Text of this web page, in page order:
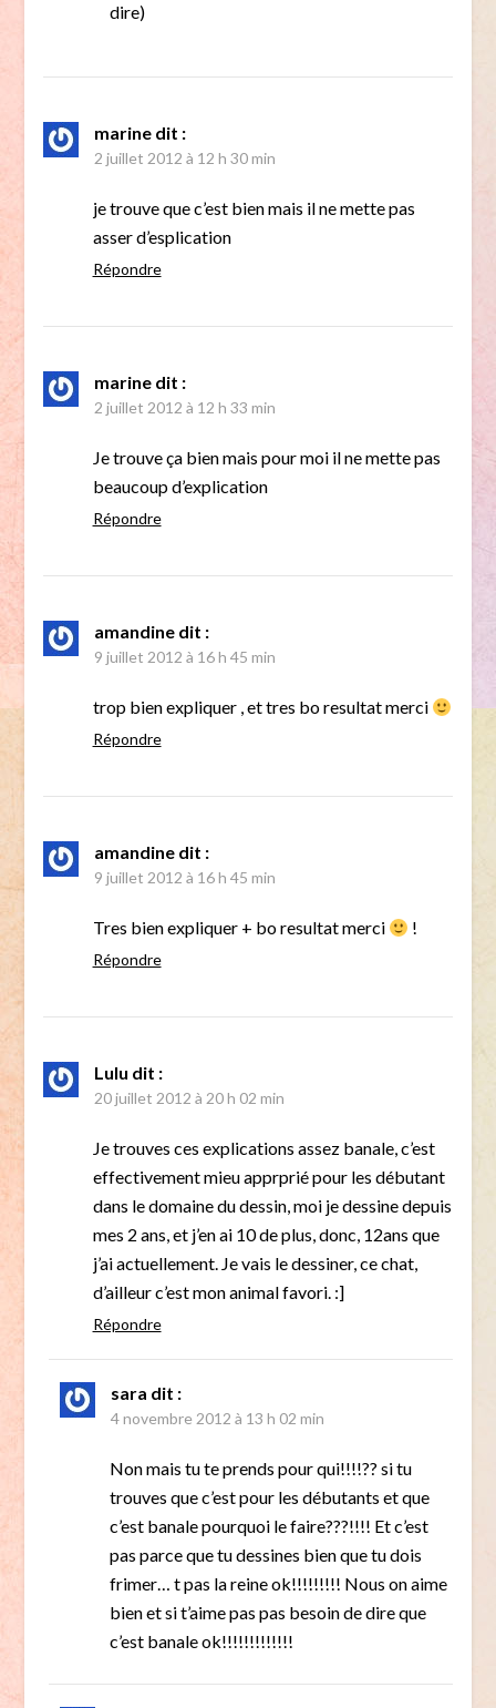
dire)
marine dit :
2 juillet 2012 à 12 h 30 min
je trouve que c’est bien mais il ne mette pas
asser d’esplication
Répondre
marine dit :
2 juillet 2012 à 12 h 33 min
Je trouve ça bien mais pour moi il ne mette pas
beaucoup d’explication
Répondre
amandine dit :
9 juillet 2012 à 16 h 45 min
trop bien expliquer , et tres bo resultat merci
Répondre
amandine dit :
9 juillet 2012 à 16 h 45 min
Tres bien expliquer + bo resultat merci !
Répondre
Lulu dit :
20 juillet 2012 à 20 h 02 min
Je trouves ces explications assez banale, c’est
effectivement mieu apprprié pour les débutant
dans le domaine du dessin, moi je dessine depuis
mes 2 ans, et j’en ai 10 de plus, donc, 12ans que
j’ai actuellement. Je vais le dessiner, ce chat,
d’ailleur c’est mon animal favori. :]
Répondre
sara dit :
4 novembre 2012 à 13 h 02 min
Non mais tu te prends pour qui!!!!?? si tu
trouves que c’est pour les débutants et que
c’est banale pourquoi le faire???!!!! Et c’est
pas parce que tu dessines bien que tu dois
frimer… t pas la reine ok!!!!!!!!! Nous on aime
bien et si t’aime pas pas besoin de dire que
c’est banale ok!!!!!!!!!!!!!